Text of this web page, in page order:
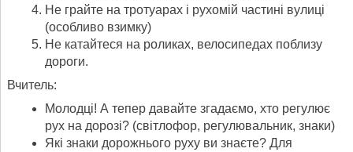
Не грайте на тротуарах і рухомій частині вулиці
(особливо взимку)
Не катайтеся на роликах, велосипедах поблизу
дороги.
Вчитель:
Молодці! А тепер давайте згадаємо, хто регулює
рух на дорозі? (світлофор, регулювальник, знаки)
Які знаки дорожнього руху ви знаєте? Для